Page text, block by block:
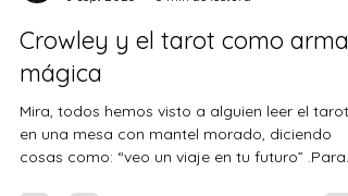
Francisco Moreno Rodríguez
8 sept 2025
Crowley y el tarot como arma
mágica